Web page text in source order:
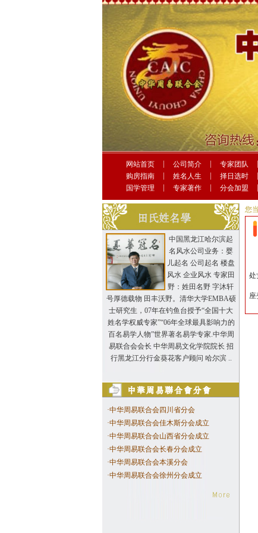
网站首页 公司简介 专家团队
购房指南
姓名人生 择日选时
国学管理
专家著作 分会加盟
中国黑龙江哈尔滨起
名风水公司业务：婴
儿起名 公司起名 楼盘
风水 企业风水 专家田
野：姓田名野 字沐轩
号厚德载物 田丰沃野。清华大学EMBA硕
士研究生，07年在钓鱼台授予“全国十大
姓名学权威专家”“06年全球最具影响力的
百名易学人物”世界著名易学专家.中华周
易联合会会长 中华周易文化学院院长 招
行黑龙江分行金葵花客户顾问 哈尔滨 ..
·中华周易联合会四川省分会
·中华周易联合会佳木斯分会成立
·中华周易联合会山西省分会成立
·中华周易联合会长春分会成立
·中华周易联合会本溪分会
·中华周易联合会徐州分会成立
您
处
座